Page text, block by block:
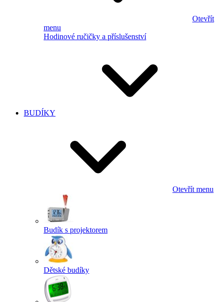
Otevřít
menu
Hodinové ručičky a příslušenství
BUDÍKY
Otevřít menu
Budík s projektorem
Dětské budíky